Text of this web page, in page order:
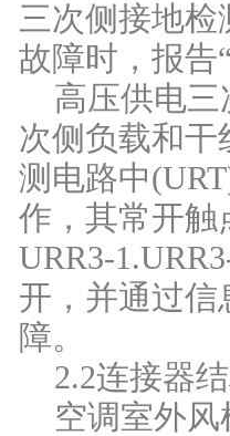
三次侧接地检
故障时，报告
高压供电
次侧负载和
测电路中
作，其常开触
URR3-
开，并通过信
障。
2.2连接器
空调室外